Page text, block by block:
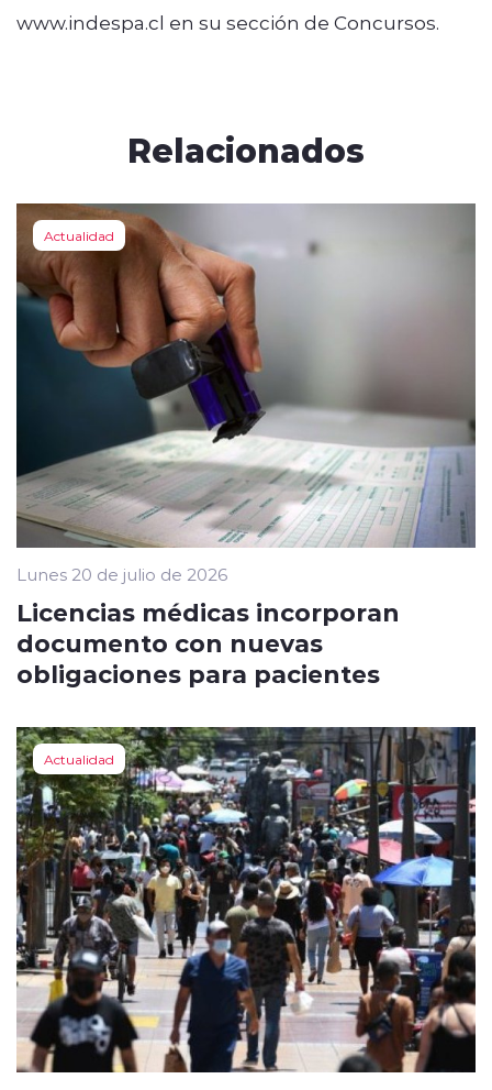
www.indespa.cl en su sección de Concursos.
Relacionados
Actualidad
Lunes 20 de julio de 2026
Licencias médicas incorporan
documento con nuevas
obligaciones para pacientes
Actualidad